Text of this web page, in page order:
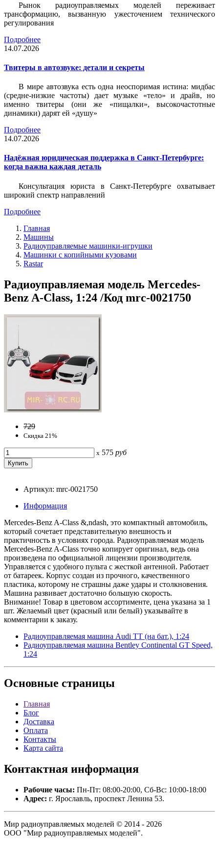
Рынок радиоуправляемых моделей переживает
трансформацию, вызванную ужесточением технического
регулирования
Подробнее
14.07.2026
Твитеры в автозвуке: детали и секреты
В мире автозвука есть одна неоспоримая истина: мидбас
(средне-низкие частоты) дает музыке «тело» и драйв, но
именно твитеры (они же «пищалки», высокочастотные
динамики) дарят ей «душу»
Подробнее
14.07.2026
Надёжная юридическая поддержка в Санкт-Петербурге:
когда важна каждая деталь
Консультация юриста в Санкт-Петербурге охватывает
широкий спектр направлений
Подробнее
Главная
Машины
Радиоуправляемые машинки-игрушки
Машинки с копийными кузовами
Rastar
Радиоуправляемая модель Mercedes-
Benz A-Class, 1:24 /Код mrc-0021750
729
Скидка 21%
x 575 руб
Артикул: mrc-0021750
Информация
Mercedes-Benz A-Class &,ndash, это компактный автомобиль,
который сочетает представительную внешность и
практичность в условиях города. Радиоуправляемая модель
Mercedes-Benz A-Class точно копирует оригинал, ведь она
произведена по официальной лицензии производителя.
Управляется с удобного пульта с жесткой антенной. Работает
от батареек. Корпус создан из прочного, качественного
пластика, которому не страшны даже удары и столкновения.
Машина развивает достаточно большую скорость.
Внимание! Товар в цветовом ассортименте, цена указана за 1
шт. Желаемый цвет (красный или белый) указывайте в
комментарии к заказу.
Радиоуправляемая машина Audi TT (на бат.), 1:24
Радиоуправляемая машина Bentley Continental GT Speed,
1:24
Основные страницы
Главная
Блог
Доставка
Оплата
Контакты
Карта сайта
Контактная информация
Рабочие часы: Пн-Пт: 08:00-20:00, Сб-Вс: 10:00-18:00
Адрес: г. Ярославль, проспект Ленина 53.
Мир радиоуправляемых моделей © 2014 - 2026
ООО "Мир радиоуправляемых моделей".